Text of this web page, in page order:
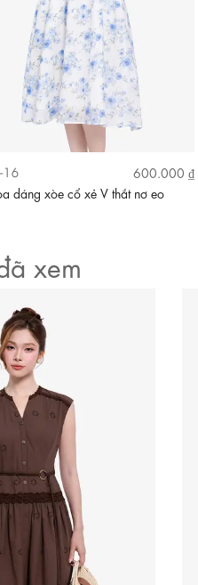
16
600.000 ₫
dáng xòe cổ xẻ V thắt nơ eo
xem